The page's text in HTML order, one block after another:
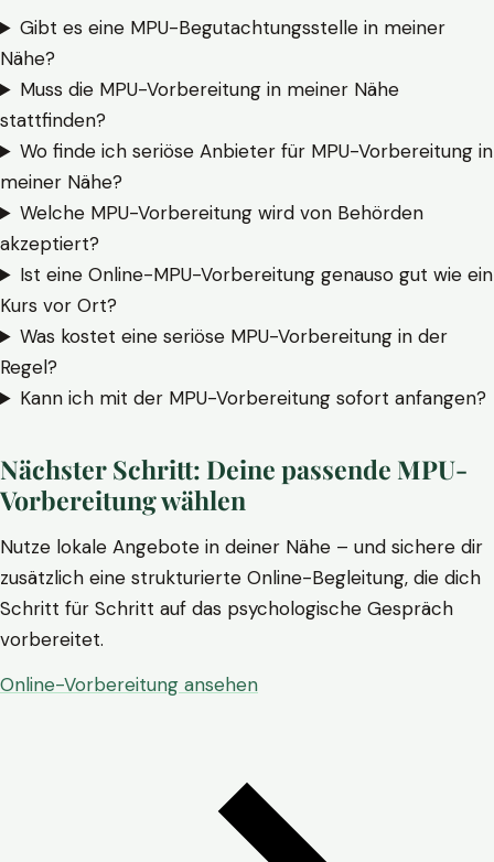
Gibt es eine MPU-Begutachtungsstelle in meiner
Nähe?
Muss die MPU-Vorbereitung in meiner Nähe
stattfinden?
Wo finde ich seriöse Anbieter für MPU-Vorbereitung in
meiner Nähe?
Welche MPU-Vorbereitung wird von Behörden
akzeptiert?
Ist eine Online-MPU-Vorbereitung genauso gut wie ein
Kurs vor Ort?
Was kostet eine seriöse MPU-Vorbereitung in der
Regel?
Kann ich mit der MPU-Vorbereitung sofort anfangen?
Nächster Schritt: Deine passende MPU-
Vorbereitung wählen
Nutze lokale Angebote in deiner Nähe – und sichere dir
zusätzlich eine strukturierte Online-Begleitung, die dich
Schritt für Schritt auf das psychologische Gespräch
vorbereitet.
Online-Vorbereitung ansehen